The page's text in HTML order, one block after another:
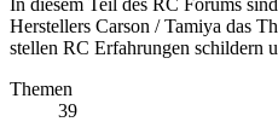
Herstellers Carson / Tamiya das
stellen RC Erfahrungen schildern
Themen
39